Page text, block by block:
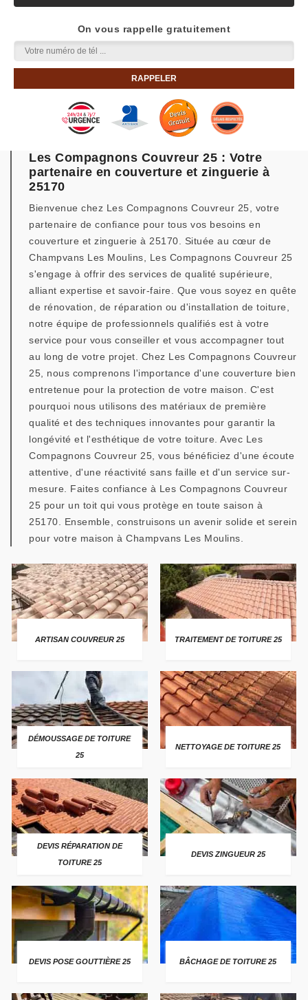
On vous rappelle gratuitement
Les Compagnons Couvreur 25 : Votre
partenaire en couverture et zinguerie à
25170
Bienvenue chez Les Compagnons Couvreur 25, votre
partenaire de confiance pour tous vos besoins en
couverture et zinguerie à 25170. Située au cœur de
Champvans Les Moulins, Les Compagnons Couvreur 25
s'engage à offrir des services de qualité supérieure,
alliant expertise et savoir-faire. Que vous soyez en quête
de rénovation, de réparation ou d'installation de toiture,
notre équipe de professionnels qualifiés est à votre
service pour vous conseiller et vous accompagner tout
au long de votre projet. Chez Les Compagnons Couvreur
25, nous comprenons l'importance d'une couverture bien
entretenue pour la protection de votre maison. C'est
pourquoi nous utilisons des matériaux de première
qualité et des techniques innovantes pour garantir la
longévité et l'esthétique de votre toiture. Avec Les
Compagnons Couvreur 25, vous bénéficiez d'une écoute
attentive, d'une réactivité sans faille et d'un service sur-
mesure. Faites confiance à Les Compagnons Couvreur
25 pour un toit qui vous protège en toute saison à
25170. Ensemble, construisons un avenir solide et serein
pour votre maison à Champvans Les Moulins.
ARTISAN COUVREUR 25 TRAITEMENT DE TOITURE 25
DÉMOUSSAGE DE TOITURE
25
NETTOYAGE DE TOITURE 25
DEVIS RÉPARATION DE
TOITURE 25
DEVIS ZINGUEUR 25
DEVIS POSE GOUTTIÈRE 25 BÂCHAGE DE TOITURE 25